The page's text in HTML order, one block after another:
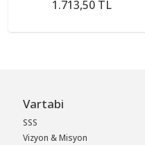
1.713,50 TL
Vartabi
SSS
Vizyon & Misyon